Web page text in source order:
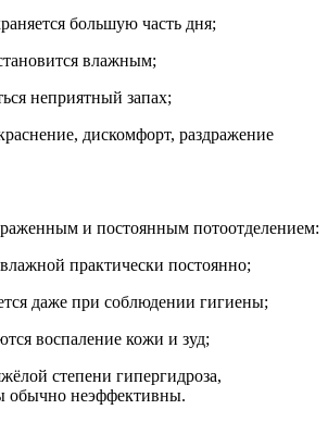
большую часть дня;
влажным;
неприятный запах;
дискомфорт, раздражение
и постоянным потоотделением:
практически постоянно;
даже при соблюдении гигиены;
воспаление кожи и зуд;
степени гипергидроза,
обычно неэффективны.